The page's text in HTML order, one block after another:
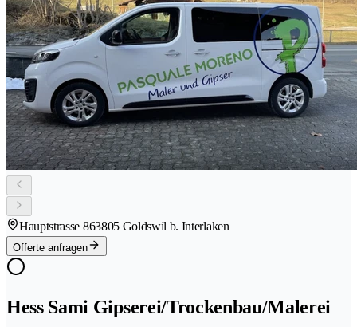
Hauptstrasse 863805 Goldswil b. Interlaken
Offerte anfragen
Hess Sami Gipserei/Trockenbau/Malerei